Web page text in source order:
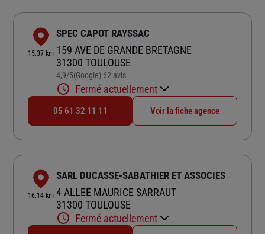
15.37 km
SPEC CAPOT RAYSSAC
159 AVE DE GRANDE BRETAGNE
31300 TOULOUSE
4,9/5Note de 4.9 sur 5
(Google) 62 avis
Fermé actuellement
05 61 32 11 11 Voir la fiche agence
16.14 km
SARL DUCASSE-SABATHIER ET ASSOCIES
4 ALLEE MAURICE SARRAUT
31300 TOULOUSE
Fermé actuellement